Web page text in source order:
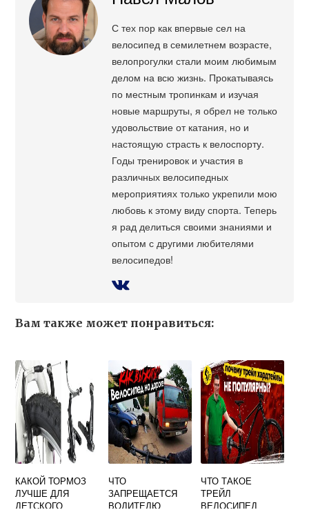
С тех пор как впервые сел на
велосипед в семилетнем возрасте,
велопрогулки стали моим любимым
делом на всю жизнь. Прокатываясь
по местным тропинкам и изучая
новые маршруты, я обрел не только
удовольствие от катания, но и
настоящую страсть к велоспорту.
Годы тренировок и участия в
различных велосипедных
мероприятиях только укрепили мою
любовь к этому виду спорта. Теперь
я рад делиться своими знаниями и
опытом с другими любителями
велосипедов!
Вам также может понравиться:
КАКОЙ ТОРМОЗ
ЛУЧШЕ ДЛЯ
ДЕТСКОГО
ЧТО
ЗАПРЕЩАЕТСЯ
ВОДИТЕЛЮ
ЧТО ТАКОЕ
ТРЕЙЛ
ВЕЛОСИПЕД